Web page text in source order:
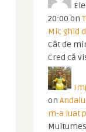
20:00 on
Mic ghid
Cât de
Cred că
on
m-a luat